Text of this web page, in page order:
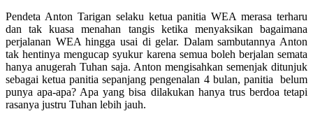
Pendeta Anton Tarigan selaku ketua panitia WEA merasa terharu
dan tak kuasa menahan tangis ketika menyaksikan bagaimana
perjalanan WEA hingga usai di gelar. Dalam sambutannya Anton
tak hentinya mengucap syukur karena semua boleh berjalan semata
hanya anugerah Tuhan saja. Anton mengisahkan semenjak ditunjuk
sebagai ketua panitia sepanjang pengenalan 4 bulan, panitia belum
punya apa-apa? Apa yang bisa dilakukan hanya trus berdoa tetapi
rasanya justru Tuhan lebih jauh.